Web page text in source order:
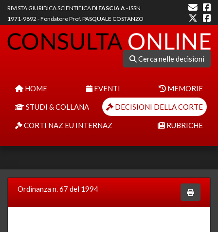
RIVISTA GIURIDICA SCIENTIFICA DI FASCIA A- ISSN
1971-9892 - Fondatore Prof. PASQUALE COSTANZO
Cerca nelle decisioni
HOME EVENTI MEMORIE
STUDI & COLLANA DECISIONI DELLA CORTE
CORTI NAZ EU INTERNAZ RUBRICHE
Ordinanza n. 67 del 1994